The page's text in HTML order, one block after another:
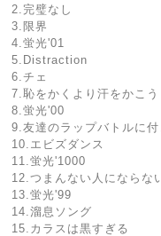
2.完璧なし
3.限界
4.蛍光'01
5.Distraction
6.チェ
7.恥をかくより汗をかこう
8.蛍光'00
9.友達のラップバトルに
10.エビズダンス
11.蛍光'1000
12.つまんない人にならな
13.蛍光'99
14.溜息ソング
15.カラスは黒すぎる